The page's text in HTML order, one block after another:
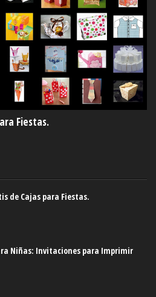
Fiestas.
de Cajas para Fiestas.
Niñas: Invitaciones para Imprimir